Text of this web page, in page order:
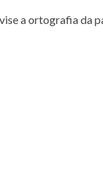
a ortografia da